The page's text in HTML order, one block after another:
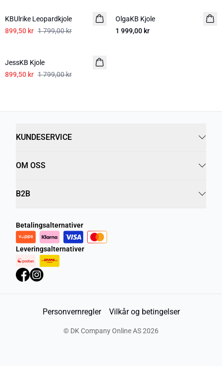
KBUlrike Leopardkjole
899,50 kr 1 799,00 kr
OlgaKB Kjole
1 999,00 kr
JessKB Kjole
899,50 kr 1 799,00 kr
KUNDESERVICE
OM OSS
B2B
Betalingsalternativer
Leveringsalternativer
Personvernregler Vilkår og betingelser
© DK Company Online AS2026